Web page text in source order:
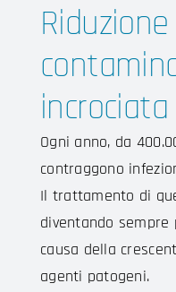
incrociata
Ogni anno, da
contraggono
Il trattamento di
diventando
causa della
agenti patogeni.